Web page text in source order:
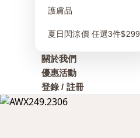
護膚品
夏日閃涼價 任選3件$299
關於我們
優惠活動
登錄 / 註冊